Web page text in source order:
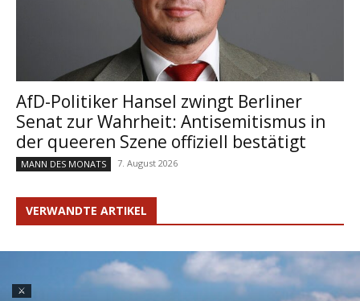
AfD-Politiker Hansel zwingt Berliner
Senat zur Wahrheit: Antisemitismus in
der queeren Szene offiziell bestätigt
MANN DES MONATS 7. August 2026
VERWANDTE ARTIKEL
⚔